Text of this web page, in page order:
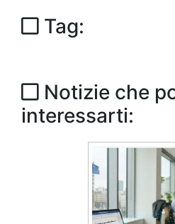
Tag:
Notizie che
interessarti: